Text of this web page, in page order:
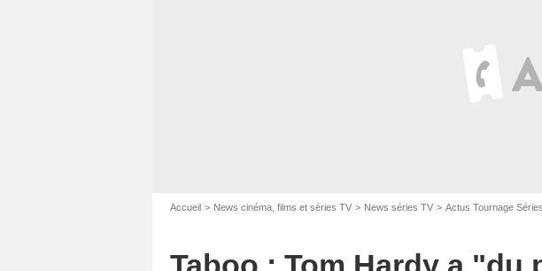
Accueil News cinéma, films et séries TV News séries TV Actus Tournage